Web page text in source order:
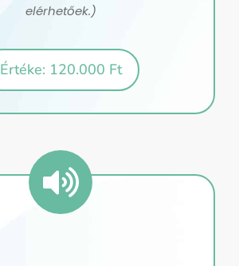
elérhetőek.)
Értéke: 120.000 Ft